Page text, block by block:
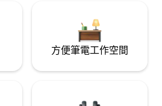
方便筆電工作空間